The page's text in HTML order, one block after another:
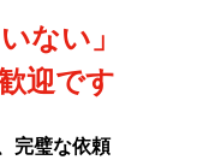
ない」
迎です
完璧な依頼